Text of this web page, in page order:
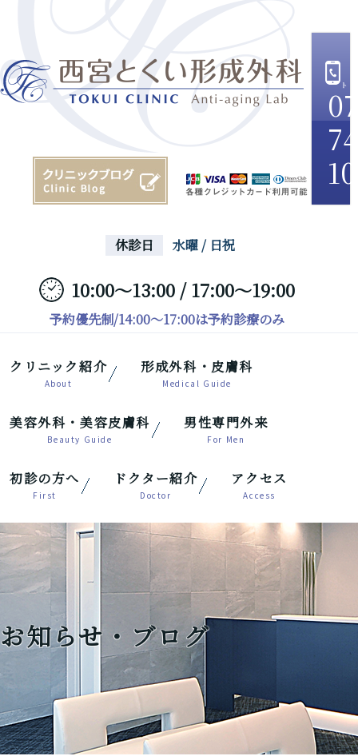
休診日 水曜 / 日祝
10:00～13:00 / 17:00～19:00
予約優先制/14:00～17:00は予約診療のみ
クリニック紹介 形成外科・皮膚科
美容外科・美容皮膚科 男性専門外来
初診の方へ ドクター紹介 アクセス
お知らせ・ブログ